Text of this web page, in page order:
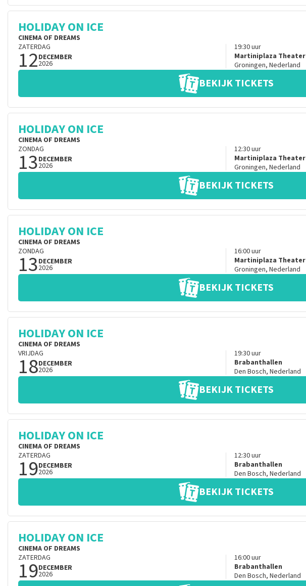
HOLIDAY ON ICE
CINEMA OF DREAMS
ZATERDAG
12DECEMBER
2026
19:30uur
Martiniplaza Theater
Groningen, Nederland
BEKIJK TICKETS
HOLIDAY ON ICE
CINEMA OF DREAMS
ZONDAG
13DECEMBER
2026
12:30uur
Martiniplaza Theater
Groningen, Nederland
BEKIJK TICKETS
HOLIDAY ON ICE
CINEMA OF DREAMS
ZONDAG
13DECEMBER
2026
16:00uur
Martiniplaza Theater
Groningen, Nederland
BEKIJK TICKETS
HOLIDAY ON ICE
CINEMA OF DREAMS
VRIJDAG
18DECEMBER
2026
19:30uur
Brabanthallen
Den Bosch, Nederland
BEKIJK TICKETS
HOLIDAY ON ICE
CINEMA OF DREAMS
ZATERDAG
19DECEMBER
2026
12:30uur
Brabanthallen
Den Bosch, Nederland
BEKIJK TICKETS
HOLIDAY ON ICE
CINEMA OF DREAMS
ZATERDAG
19DECEMBER
2026
16:00uur
Brabanthallen
Den Bosch, Nederland